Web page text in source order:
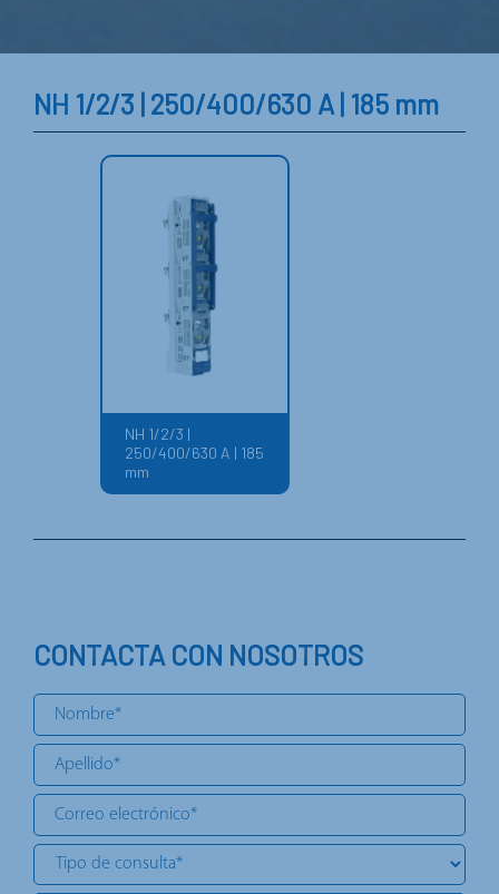
NH 1/2/3 | 250/400/630 A | 185 mm
NH 1/2/3 |
250/400/630 A | 185
mm
CONTACTA CON NOSOTROS